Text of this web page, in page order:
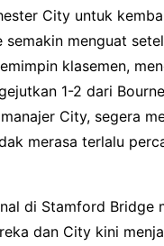
City untuk
semakin menguat
klasemen,
1-2 dari
City, segera
merasa terlalu
di Stamford Bridge
dan City kini